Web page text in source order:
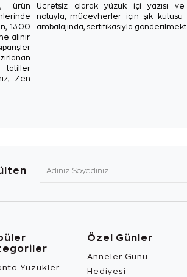
ürün
13.00
alınır.
tatiller
Zen
Ücretsiz olarak yüzük içi yazısı
notuyla, mücevherler için şık kutusu
ambalajında, sertifikasıyla
Yüzükler
Özel Günler
Anneler Günü
Hediyesi